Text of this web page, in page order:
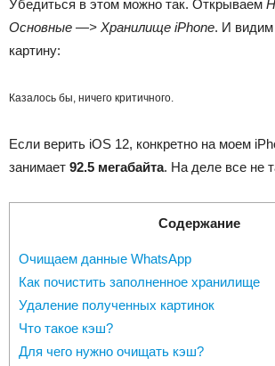
Убедиться в этом можно так. Открываем
Основные —> Хранилище iPhone. И
картину:
Казалось бы, ничего критичного.
Если верить iOS 12, конкретно на моем
занимает 92.5 мегабайта. На деле все не
Содержание
Очищаем данные WhatsApp
Как почистить заполненное хранилище
Удаление полученных картинок
Что такое кэш?
Для чего нужно очищать кэш?